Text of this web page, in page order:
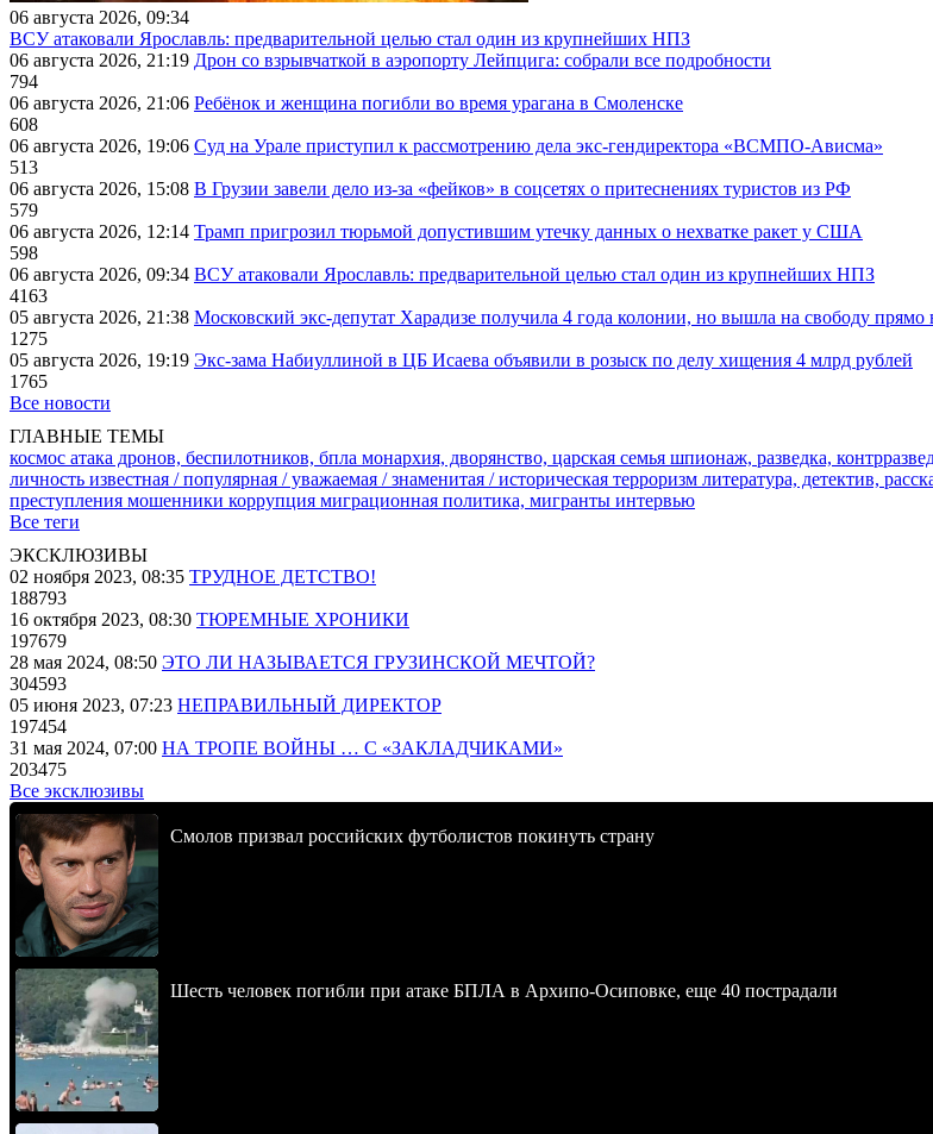
06 августа 2026, 09:34
ВСУ атаковали Ярославль: предварительной целью стал один из крупнейших НПЗ
06 августа 2026, 21:19 Дрон со взрывчаткой в аэропорту Лейпцига: собрали все подробности
794
06 августа 2026, 21:06 Ребёнок и женщина погибли во время урагана в Смоленске
608
06 августа 2026, 19:06 Суд на Урале приступил к рассмотрению дела экс-гендиректора «ВСМПО-Ависма»
513
06 августа 2026, 15:08 В Грузии завели дело из-за «фейков» в соцсетях о притеснениях туристов из РФ
579
06 августа 2026, 12:14 Трамп пригрозил тюрьмой допустившим утечку данных о нехватке ракет у США
598
06 августа 2026, 09:34 ВСУ атаковали Ярославль: предварительной целью стал один из крупнейших НПЗ
4163
05 августа 2026, 21:38 Московский экс-депутат Харадизе получила 4 года колонии, но вышла на свободу прямо
1275
05 августа 2026, 19:19 Экс-зама Набиуллиной в ЦБ Исаева объявили в розыск по делу хищения 4 млрд рублей
1765
Все новости
ГЛАВНЫЕ ТЕМЫ
космос атака дронов, беспилотников, бпла монархия, дворянство, царская семья шпионаж, разведка,
личность известная / популярная / уважаемая / знаменитая / историческая терроризм литература, детектив,
преступления мошенники коррупция миграционная политика, мигранты интервью
Все теги
ЭКСКЛЮЗИВЫ
02 ноября 2023, 08:35 ТРУДНОЕ ДЕТСТВО!
188793
16 октября 2023, 08:30 ТЮРЕМНЫЕ ХРОНИКИ
197679
28 мая 2024, 08:50 ЭТО ЛИ НАЗЫВАЕТСЯ ГРУЗИНСКОЙ МЕЧТОЙ?
304593
05 июня 2023, 07:23 НЕПРАВИЛЬНЫЙ ДИРЕКТОР
197454
31 мая 2024, 07:00 НА ТРОПЕ ВОЙНЫ … С «ЗАКЛАДЧИКАМИ»
203475
Все эксклюзивы
Смолов призвал российских футболистов покинуть страну
Шесть человек погибли при атаке БПЛА в Архипо-Осиповке, еще 40 пострадали